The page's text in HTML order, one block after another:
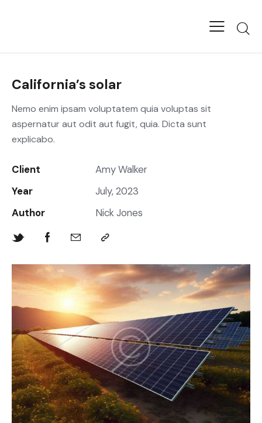
California’s solar
Nemo enim ipsam voluptatem quia voluptas sit
aspernatur aut odit aut fugit, quia. Dicta sunt
explicabo.
Client
Amy Walker
Year
July, 2023
Author
Nick Jones